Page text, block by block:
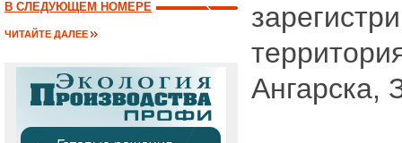
В СЛЕДУЮЩЕМ НОМЕРЕ
ЧИТАЙТЕ ДАЛЕЕ
Ангарска,